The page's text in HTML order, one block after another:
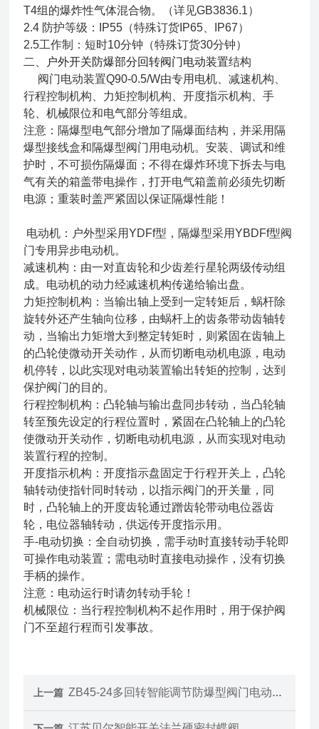
T4组的爆炸性气体混合物。（详见GB3836.1）
2.4 防护等级：IP55（特殊订货IP65、IP67）
2.5工作制：短时10分钟（特殊订货30分钟）
二、
户外开关防爆部分回转阀门电动装置结构
阀门电动装置Q90-0.5/W由专用电机、减速机构、
行程控制机构、力矩控制机构、开度指示机构、手
轮、机械限位和电气部分等组成。
注意：隔爆型电气部分增加了隔爆面结构，并采用隔
爆型接线盒和隔爆型阀门用电动机。安装、调试和维
护时，不可损伤隔爆面；不得在爆炸环境下拆去与电
气有关的箱盖带电操作，打开电气箱盖前必须先切断
电源；重装时盖严紧固以保证隔爆性能！
电动机：户外型采用YDFf型，隔爆型采用YBDFf型阀
门专用异步电动机。
减速机构：由一对直齿轮和少齿差行星轮两级传动组
成。电动机的动力经减速机构传递给输出盘。
力矩控制机构：当输出轴上受到一定转矩后，蜗杆除
旋转外还产生轴向位移，由蜗杆上的齿条带动齿轴转
动，当输出力矩增大到整定转矩时，则紧固在齿轴上
的凸轮使微动开关动作，从而切断电动机电源，电动
机停转，以此实现对电动装置输出转矩的控制，达到
保护阀门的目的。
行程控制机构：凸轮轴与输出盘同步转动，当凸轮轴
转至预先设定的行程位置时，紧固在凸轮轴上的凸轮
使微动开关动作，切断电动机电源，从而实现对电动
装置行程的控制。
开度指示机构：开度指示盘固定于行程开关上，凸轮
轴转动使指针同时转动，以指示阀门的开关量，同
时，凸轮轴上的开度齿轮通过蹭齿轮带动电位器齿
轮，电位器轴转动，供远传开度指示用。
手-电动切换：全自动切换，需手动时直接转动手轮即
可操作电动装置；需电动时直接电动操作，没有切换
手柄的操作。
注意：电动运行时请勿转动手轮！
机械限位：当行程控制机构不起作用时，用于保护阀
门不至超行程而引发事故。
上一篇 ZB45-24多回转智能调节防爆型阀门电动装置 执行机构